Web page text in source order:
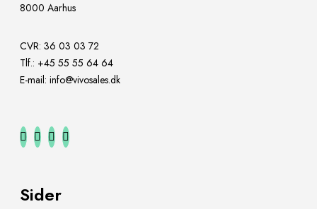
8000 Aarhus
CVR: 36 03 03 72
Tlf.: +45 55 55 64 64
E-mail: info@vivosales.dk
F
e
I
t
L
k
T
Sider